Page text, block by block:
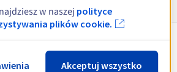
nazwy domeny
w naszej polityce
plików cookie.
Akceptuj wszystko